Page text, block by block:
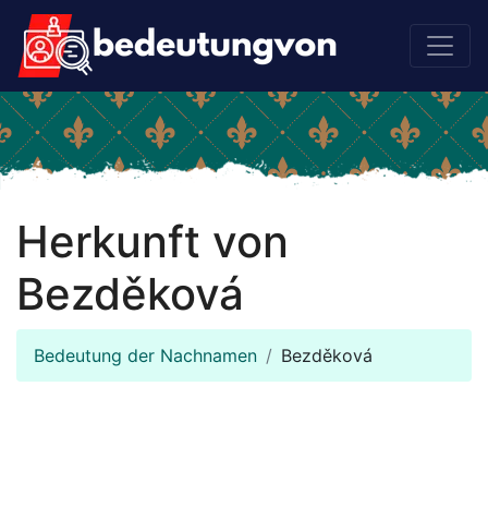
Herkunft von
Bezděková
Bedeutung der Nachnamen Bezděková